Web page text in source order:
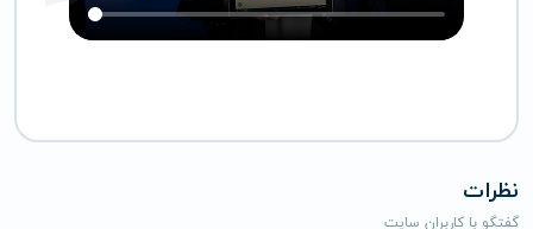
نظرات
گفتگو با کاربران سایت